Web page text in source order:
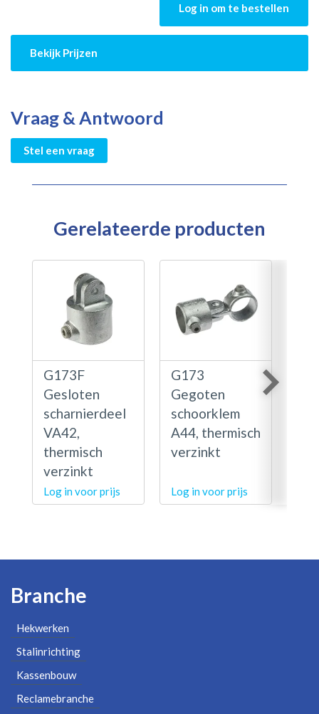
Log in om te bestellen
Bekijk Prijzen
Vraag & Antwoord
Stel een vraag
Gerelateerde producten
G173F
Gesloten
scharnierdeel
VA42,
thermisch
verzinkt
Log in voor prijs
G173
Gegoten
schoorklem
A44, thermisch
verzinkt
Log in voor prijs
Branche
Hekwerken
Stalinrichting
Kassenbouw
Reclamebranche